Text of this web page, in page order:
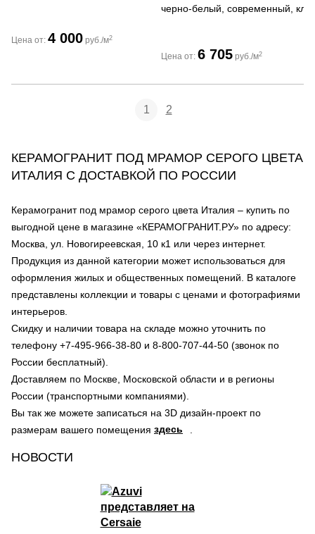
Цена от: 4 000 руб./м2
черно-белый, современный,
Цена от: 6 705 руб./м2
1 2
КЕРАМОГРАНИТ ПОД МРАМОР СЕРОГО ЦВЕТА
ИТАЛИЯ С ДОСТАВКОЙ ПО РОССИИ
Керамогранит под мрамор серого цвета Италия – купить по
выгодной цене в магазине «КЕРАМОГРАНИТ.РУ» по адресу:
Москва, ул. Новогиреевская, 10 к1 или через интернет.
Продукция из данной категории может использоваться для
оформления жилых и общественных помещений. В каталоге
представлены коллекции и товары с ценами и фотографиями
интерьеров.
Скидку и наличии товара на складе можно уточнить по
телефону +7-495-966-38-80 и 8-800-707-44-50 (звонок по
России бесплатный).
Доставляем по Москве, Московской области и в регионы
России (транспортными компаниями).
Вы так же можете записаться на 3D дизайн-проект по
размерам вашего помещения здесь
НОВОСТИ